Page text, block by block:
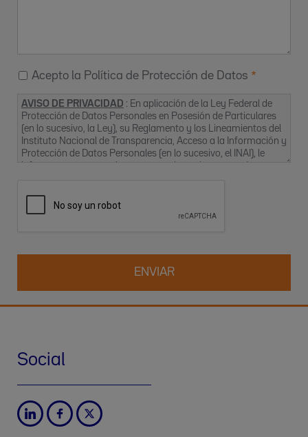
Acepto la Política de Protección de Datos
AVISO DE PRIVACIDAD : En aplicación de la Ley Federal de
Protección de Datos Personales en Posesión de Particulares
(en lo sucesivo, la Ley), su Reglamento y los Lineamientos del
Instituto Nacional de Transparencia, Acceso a la Información y
Protección de Datos Personales (en lo sucesivo, el INAI), le
México”), con el fin de mantener la relación comercial (gestión
de pedidos y/o facturación, envío de noticias sobre productos,
actividades relacionadas con la gestión de las visitas
comerciales), así como proporcionarle por cualquier medio
(electrónico o no) información sobre nuestros productos y/o
servicios que puedan ser de su interés.
Responsable del tratamiento:
11520, alcaldía Miguel Hidalgo, Ciudad de México, México.
Los datos personales que solicitamos de usted, son los
siguientes:
Social